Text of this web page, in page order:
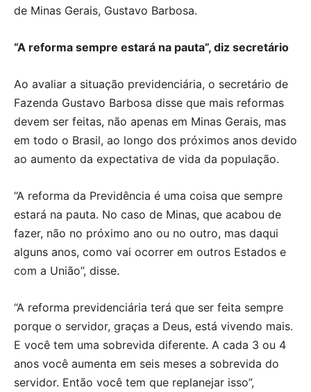
de Minas Gerais, Gustavo Barbosa.
“A reforma sempre estará na pauta”, diz secretário
Ao avaliar a situação previdenciária, o secretário de
Fazenda Gustavo Barbosa disse que mais reformas
devem ser feitas, não apenas em Minas Gerais, mas
em todo o Brasil, ao longo dos próximos anos devido
ao aumento da expectativa de vida da população.
“A reforma da Previdência é uma coisa que sempre
estará na pauta. No caso de Minas, que acabou de
fazer, não no próximo ano ou no outro, mas daqui
alguns anos, como vai ocorrer em outros Estados e
com a União”, disse.
“A reforma previdenciária terá que ser feita sempre
porque o servidor, graças a Deus, está vivendo mais.
E você tem uma sobrevida diferente. A cada 3 ou 4
anos você aumenta em seis meses a sobrevida do
servidor. Então você tem que replanejar isso”,